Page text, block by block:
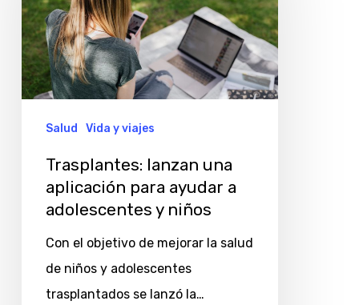
aplicación
para
ayudar
a
niños
Salud Vida y viajes
Trasplantes: lanzan una
aplicación para ayudar a
adolescentes y niños
Con el objetivo de mejorar la salud
de niños y adolescentes
trasplantados se lanzó la…